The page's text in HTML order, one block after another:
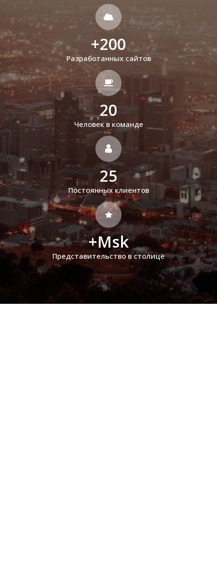
+200
Разработанных сайтов
20
Человек в команде
25
Постоянных клиентов
+Msk
Представительство в столице